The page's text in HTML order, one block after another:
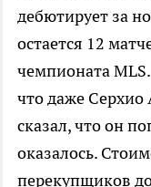
дебютирует за
остается 12
чемпионата
что даже Серхио
сказал, что он
оказалось.
перекупщиков